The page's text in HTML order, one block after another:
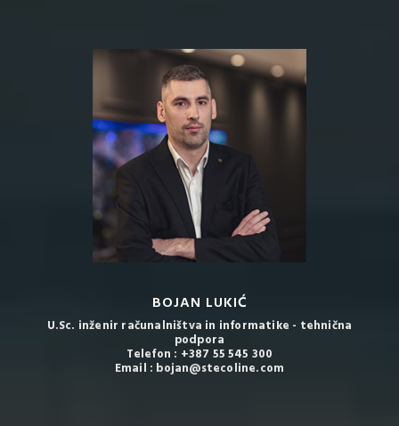
BOJAN LUKIĆ
U.Sc. inženir računalništva in informatike - tehnična
podpora
Telefon : +387 55 545 300
Email : bojan@stecoline.com